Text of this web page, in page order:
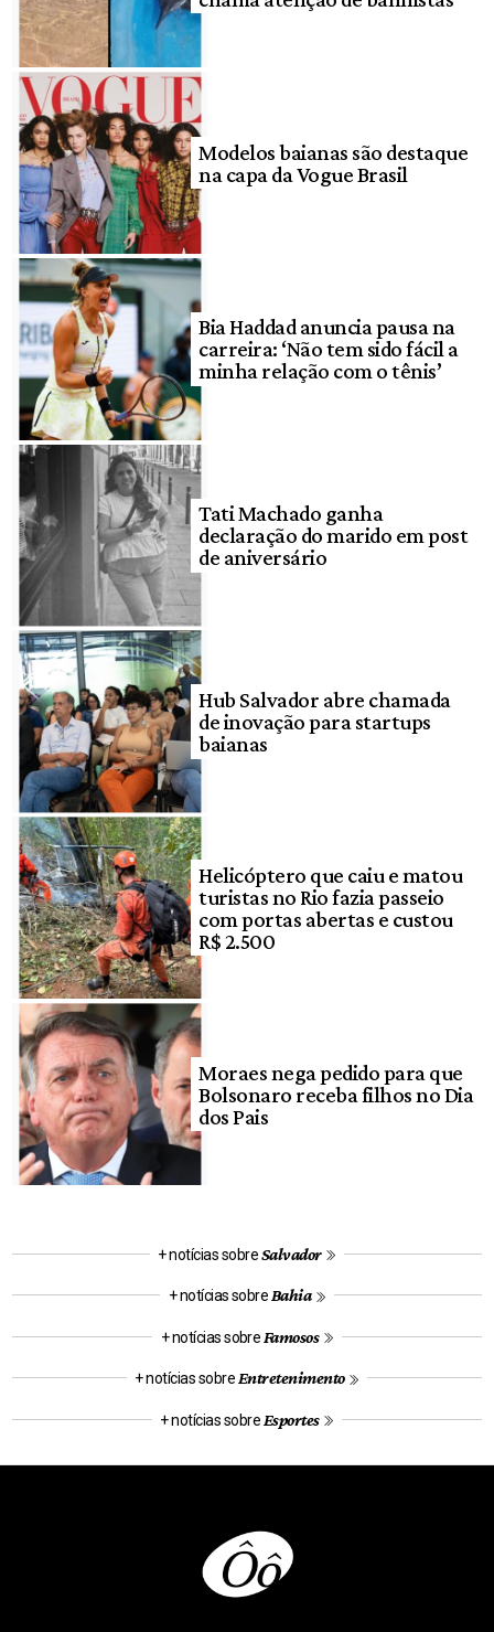
Modelos baianas são destaque
na capa da Vogue Brasil
Bia Haddad anuncia pausa na
carreira: ‘Não tem sido fácil a
minha relação com o tênis’
Tati Machado ganha
declaração do marido em post
de aniversário
Hub Salvador abre chamada
de inovação para startups
baianas
Helicóptero que caiu e matou
turistas no Rio fazia passeio
com portas abertas e custou
R$ 2.500
Moraes nega pedido para que
Bolsonaro receba filhos no Dia
dos Pais
+ notícias sobreSalvador
+ notícias sobre Bahia
+ notícias sobre Famosos
+ notícias sobre Entretenimento
+ notícias sobre Esportes